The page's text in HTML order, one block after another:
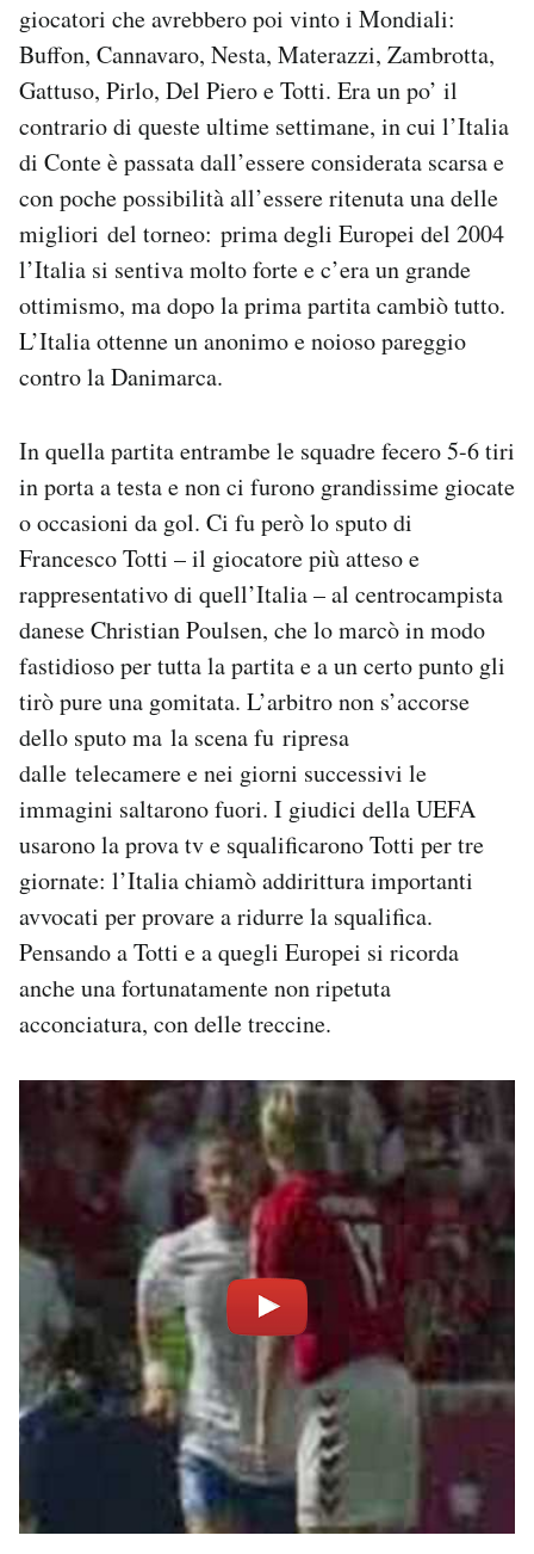
giocatori che avrebbero poi vinto i Mondiali:
Buffon, Cannavaro, Nesta, Materazzi, Zambrotta,
Gattuso, Pirlo, Del Piero e Totti. Era un po’ il
contrario di queste ultime settimane, in cui l’Italia
di Conte è passata dall’essere considerata scarsa e
con poche possibilità all’essere ritenuta una delle
migliori del torneo: prima degli Europei del 2004
l’Italia si sentiva molto forte e c’era un grande
ottimismo, ma dopo la prima partita cambiò tutto.
L’Italia ottenne un anonimo e noioso pareggio
contro la Danimarca.
In quella partita entrambe le squadre fecero 5-6 tiri
in porta a testa e non ci furono grandissime giocate
o occasioni da gol. Ci fu però lo sputo di
Francesco Totti – il giocatore più atteso e
rappresentativo di quell’Italia – al centrocampista
danese Christian Poulsen, che lo marcò in modo
fastidioso per tutta la partita e a un certo punto gli
tirò pure una gomitata. L’arbitro non s’accorse
dello sputo ma la scena fu ripresa
dalle telecamere e nei giorni successivi le
immagini saltarono fuori. I giudici della UEFA
usarono la prova tv e squalificarono Totti per tre
giornate: l’Italia chiamò addirittura importanti
avvocati per provare a ridurre la squalifica.
Pensando a Totti e a quegli Europei si ricorda
anche una fortunatamente non ripetuta
acconciatura, con delle treccine.